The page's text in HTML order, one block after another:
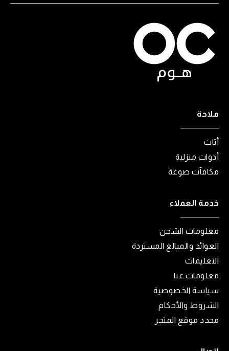
ملاحة
أثاث
أدوات منزلية
مكافآت صوغة
خدمة العملاء
معلومات الشحن
العوائد والمبالغ المستردة
التعليمات
معلومات عنا
سياسة الخصوصية
الشروط والأحكام
محدد موقع المتجر